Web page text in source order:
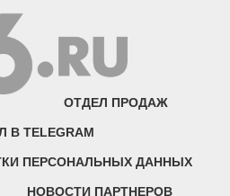
ОТДЕЛ ПРОДАЖ
В TELEGRAM
ПЕРСОНАЛЬНЫХ ДАННЫХ
НОВОСТИ ПАРТНЕРОВ